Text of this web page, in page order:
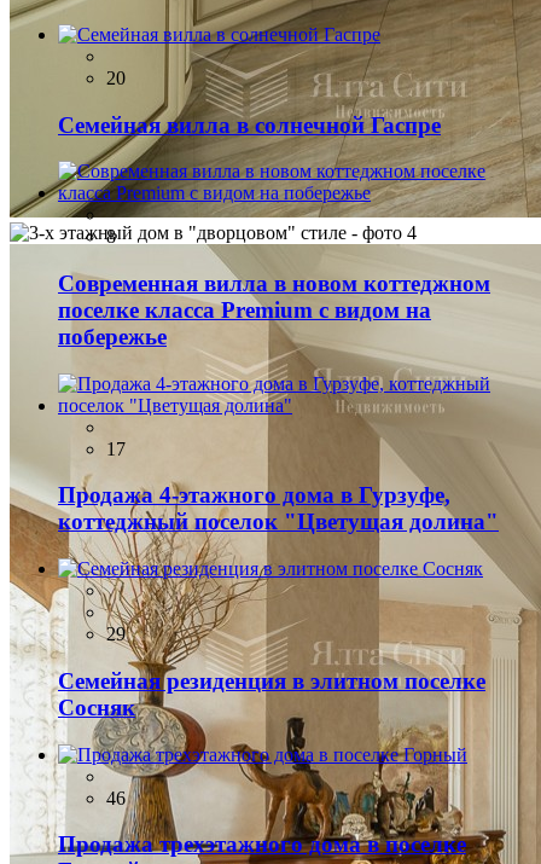
20
Семейная вилла в солнечной Гаспре
8
Современная вилла в новом коттеджном
поселке класса Premium с видом на
побережье
17
Продажа 4-этажного дома в Гурзуфе,
коттеджный поселок "Цветущая долина"
29
Семейная резиденция в элитном поселке
Сосняк
46
Продажа трехэтажного дома в поселке